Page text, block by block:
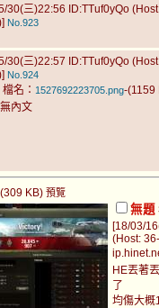
30(三)22:56 ID:TTuf0yQo
No.923
30(三)22:57 ID:TTuf0yQo
No.924
檔名： 1527692223705.png-(1159
無內文
KB) 預覽
無題
[18/03/
(Host:
HE丟著
了
均傷大概